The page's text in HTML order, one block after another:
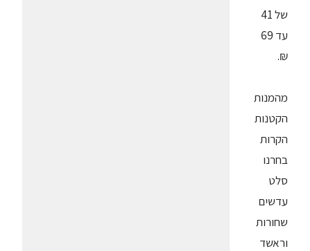
של 41
עד 69
₪.
מהמנות
הקטנות
הקרות
בחרנו
סלט
עדשים
שחורות
וראשד